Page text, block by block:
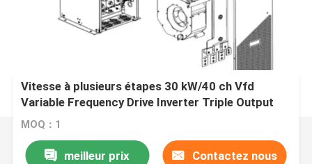
Vitesse à plusieurs étapes 30 kW/40 ch Vfd
Variable Frequency Drive Inverter Triple Output
MOQ：1
meilleur prix Contactez nous